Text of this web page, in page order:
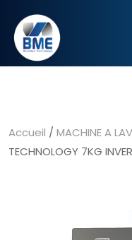
Accueil / MACHINE A
TECHNOLOGY 7KG